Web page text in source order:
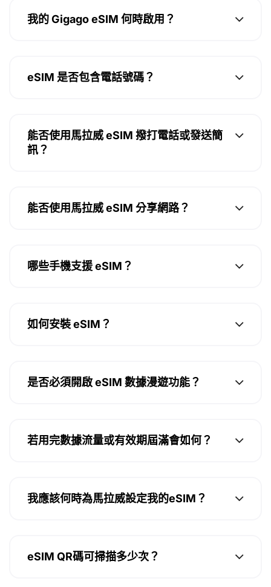
我的 Gigago eSIM 何時啟用？
eSIM 是否包含電話號碼？
能否使用馬拉威 eSIM 撥打電話或發送簡
訊？
能否使用馬拉威 eSIM 分享網路？
哪些手機支援 eSIM？
如何安裝 eSIM？
是否必須開啟 eSIM 數據漫遊功能？
若用完數據流量或有效期屆滿會如何？
我應該何時為馬拉威設定我的eSIM？
eSIM QR碼可掃描多少次？